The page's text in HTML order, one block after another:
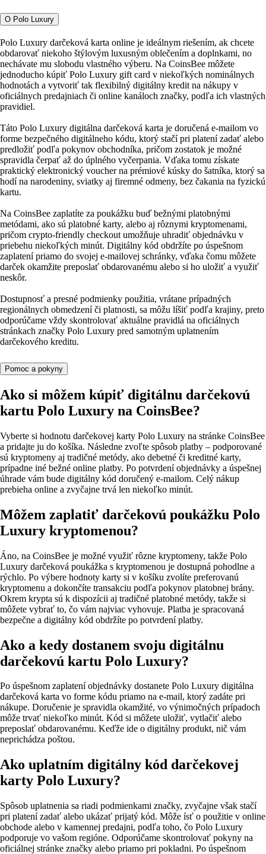
O Polo Luxury
Polo Luxury darčeková karta online je ideálnym riešením, ak chcete
obdarovať niekoho štýlovým luxusným oblečením a doplnkami, no
nechávate mu slobodu vlastného výberu. Na CoinsBee môžete
jednoducho kúpiť Polo Luxury gift card v niekoľkých nominálnych
hodnotách a vytvoriť tak flexibilný digitálny kredit na nákupy v
oficiálnych predajniach či online kanáloch značky, podľa ich vlastných
pravidiel.
Táto Polo Luxury digitálna darčeková karta je doručená e‑mailom vo
forme bezpečného digitálneho kódu, ktorý stačí pri platení zadať alebo
predložiť podľa pokynov obchodníka, pričom zostatok je možné
spravidla čerpať až do úplného vyčerpania. Vďaka tomu získate
praktický elektronický voucher na prémiové kúsky do šatníka, ktorý sa
hodí na narodeniny, sviatky aj firemné odmeny, bez čakania na fyzickú
kartu.
Na CoinsBee zaplatíte za poukážku buď bežnými platobnými
metódami, ako sú platobné karty, alebo aj rôznymi kryptomenami,
pričom crypto‑friendly checkout umožňuje uhradiť objednávku v
priebehu niekoľkých minút. Digitálny kód obdržíte po úspešnom
zaplatení priamo do svojej e‑mailovej schránky, vďaka čomu môžete
darček okamžite preposlať obdarovanému alebo si ho uložiť a využiť
neskôr.
Dostupnosť a presné podmienky použitia, vrátane prípadných
regionálnych obmedzení či platnosti, sa môžu líšiť podľa krajiny, preto
odporúčame vždy skontrolovať aktuálne pravidlá na oficiálnych
stránkach značky Polo Luxury pred samotným uplatnením
darčekového kreditu.
Pomoc a pokyny
Ako si môžem kúpiť digitálnu darčekovú
kartu Polo Luxury na CoinsBee?
Vyberte si hodnotu darčekovej karty Polo Luxury na stránke CoinsBee
a pridajte ju do košíka. Následne zvoľte spôsob platby – podporované
sú kryptomeny aj tradičné metódy, ako debetné či kreditné karty,
prípadne iné bežné online platby. Po potvrdení objednávky a úspešnej
úhrade vám bude digitálny kód doručený e‑mailom. Celý nákup
prebieha online a zvyčajne trvá len niekoľko minút.
Môžem zaplatiť darčekovú poukážku Polo
Luxury kryptomenou?
Áno, na CoinsBee je možné využiť rôzne kryptomeny, takže Polo
Luxury darčeková poukážka s kryptomenou je dostupná pohodlne a
rýchlo. Po výbere hodnoty karty si v košíku zvolíte preferovanú
kryptomenu a dokončíte transakciu podľa pokynov platobnej brány.
Okrem krypta sú k dispozícii aj tradičné platobné metódy, takže si
môžete vybrať to, čo vám najviac vyhovuje. Platba je spracovaná
bezpečne a digitálny kód obdržíte po potvrdení platby.
Ako a kedy dostanem svoju digitálnu
darčekovú kartu Polo Luxury?
Po úspešnom zaplatení objednávky dostanete Polo Luxury digitálna
darčeková karta vo forme kódu priamo na e‑mail, ktorý zadáte pri
nákupe. Doručenie je spravidla okamžité, vo výnimočných prípadoch
môže trvať niekoľko minút. Kód si môžete uložiť, vytlačiť alebo
preposlať obdarovanému. Keďže ide o digitálny produkt, nič vám
neprichádza poštou.
Ako uplatním digitálny kód darčekovej
karty Polo Luxury?
Spôsob uplatnenia sa riadi podmienkami značky, zvyčajne však stačí
pri platení zadať alebo ukázať prijatý kód. Môže ísť o použitie v online
obchode alebo v kamennej predajni, podľa toho, čo Polo Luxury
podporuje vo vašom regióne. Odporúčame skontrolovať pokyny na
oficiálnej stránke značky alebo priamo pri pokladni. Po úspešnom